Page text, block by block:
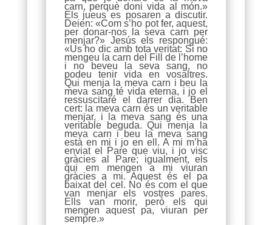
carn, perquè doni vida al món.»
Els jueus es posaren a discutir.
Deien: «Com s’ho pot fer, aquest,
per donar-nos la seva carn per
menjar?» Jesús els respongué:
«Us ho dic amb tota veritat: Si no
mengeu la carn del Fill de l’home
i no beveu la seva sang, no
podeu tenir vida en vosaltres.
Qui menja la meva carn i beu la
meva sang té vida eterna, i jo el
ressuscitaré el darrer dia. Ben
cert: la meva carn és un veritable
menjar, i la meva sang és una
veritable beguda. Qui menja la
meva carn i beu la meva sang
està en mi i jo en ell. A mi m’ha
enviat el Pare que viu, i jo visc
gràcies al Pare; igualment, els
qui em mengen a mi viuran
gràcies a mi. Aquest és el pa
baixat del cel. No és com el que
van menjar els vostres pares.
Ells van morir, però els qui
mengen aquest pa, viuran per
sempre.»